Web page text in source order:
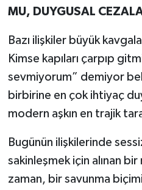
MU, DUYGUSAL
Bazı ilişkiler büyük
Kimse kapıları çarpıp
sevmiyorum” demiyor
birbirine en çok ihtiyaç
modern aşkın en trajik
Bugünün ilişkilerinde
sakinleşmek için alınan
zaman, bir savunma
Hasköy
Korkut
Bulanık
Malazgirt
Varto